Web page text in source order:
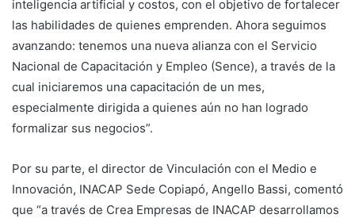
inteligencia artificial y costos, con el objetivo de fortalecer
las habilidades de quienes emprenden. Ahora seguimos
avanzando: tenemos una nueva alianza con el Servicio
Nacional de Capacitación y Empleo (Sence), a través de la
cual iniciaremos una capacitación de un mes,
especialmente dirigida a quienes aún no han logrado
formalizar sus negocios”.
Por su parte, el director de Vinculación con el Medio e
Innovación, INACAP Sede Copiapó, Angello Bassi, comentó
que “a través de Crea Empresas de INACAP desarrollamos